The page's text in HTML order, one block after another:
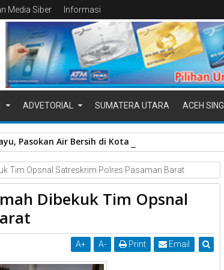
Media Siber Informasi
ADVETORIAL SUMATERA UTARA ACEH
Pasokan Air Bersih di Kota Padang Terganggu
Tim Opsnal Satreskrim Polres Pasaman Barat
Dibekuk Tim Opsnal
A+ A- Print Email